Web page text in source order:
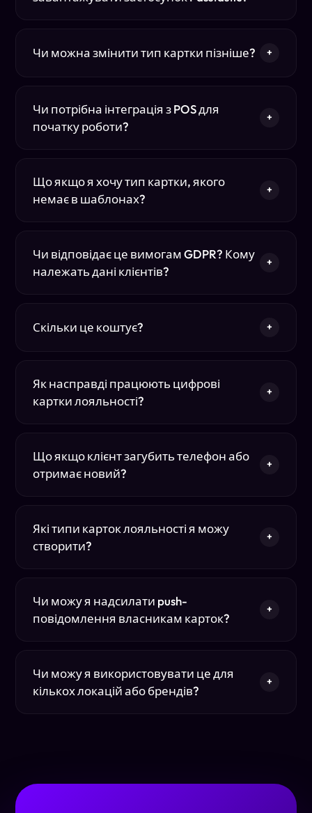
Чи можна змінити тип картки пізніше? +
Чи потрібна інтеграція з POS для
початку роботи?
+
Що якщо я хочу тип картки, якого
немає в шаблонах?
+
Чи відповідає це вимогам GDPR? Кому
належать дані клієнтів?
+
Скільки це коштує? +
Як насправді працюють цифрові
картки лояльності?
+
Що якщо клієнт загубить телефон або
отримає новий?
+
Які типи карток лояльності я можу
створити?
+
Чи можу я надсилати push-
повідомлення власникам карток?
+
Чи можу я використовувати це для
кількох локацій або брендів?
+